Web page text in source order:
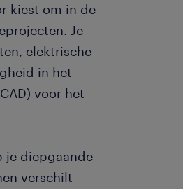
kiest om in de
Je
elektrische
in het
voor het
je diepgaande
verschilt